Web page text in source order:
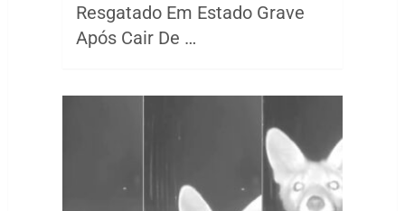
Resgatado Em Estado Grave
Após Cair De …